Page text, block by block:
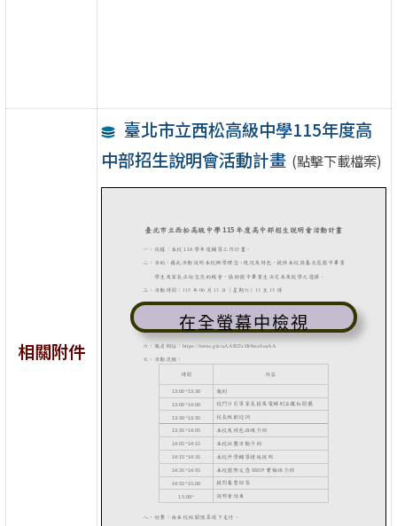
相關附件
臺北市立西松高級中學115年度高
中部招生說明會活動計畫 (點擊下載檔案)
在全螢幕中檢視